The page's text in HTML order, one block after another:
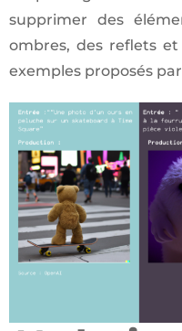
supprimer des
ombres, des reflets
exemples proposés